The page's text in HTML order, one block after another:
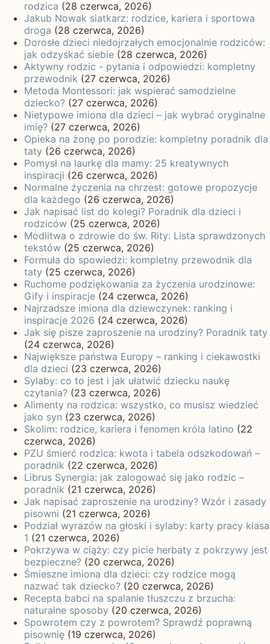
rodzica (28 czerwca, 2026)
Jakub Nowak siatkarz: rodzice, kariera i sportowa
droga (28 czerwca, 2026)
Dorosłe dzieci niedojrzałych emocjonalnie rodziców:
jak odzyskać siebie (28 czerwca, 2026)
Aktywny rodzic - pytania i odpowiedzi: kompletny
przewodnik (27 czerwca, 2026)
Metoda Montessori: jak wspierać samodzielne
dziecko? (27 czerwca, 2026)
Nietypowe imiona dla dzieci – jak wybrać oryginalne
imię? (27 czerwca, 2026)
Opieka na żonę po porodzie: kompletny poradnik dla
taty (26 czerwca, 2026)
Pomysł na laurkę dla mamy: 25 kreatywnych
inspiracji (26 czerwca, 2026)
Normalne życzenia na chrzest: gotowe propozycje
dla każdego (26 czerwca, 2026)
Jak napisać list do kolegi? Poradnik dla dzieci i
rodziców (25 czerwca, 2026)
Modlitwa o zdrowie do św. Rity: Lista sprawdzonych
tekstów (25 czerwca, 2026)
Formuła do spowiedzi: kompletny przewodnik dla
taty (25 czerwca, 2026)
Ruchome podziękowania za życzenia urodzinowe:
Gify i inspiracje (24 czerwca, 2026)
Najrzadsze imiona dla dziewczynek: ranking i
inspiracje 2026 (24 czerwca, 2026)
Jak się pisze zaproszenie na urodziny? Poradnik taty
(24 czerwca, 2026)
Największe państwa Europy – ranking i ciekawostki
dla dzieci (23 czerwca, 2026)
Sylaby: co to jest i jak ułatwić dziecku naukę
czytania? (23 czerwca, 2026)
Alimenty na rodzica: wszystko, co musisz wiedzieć
jako syn (23 czerwca, 2026)
Skolim: rodzice, kariera i fenomen króla latino (22
czerwca, 2026)
PZU śmierć rodzica: kwota i tabela odszkodowań –
poradnik (22 czerwca, 2026)
Librus Synergia: jak zalogować się jako rodzic –
poradnik (21 czerwca, 2026)
Jak napisać zaproszenie na urodziny? Wzór i zasady
pisowni (21 czerwca, 2026)
Podział wyrazów na głoski i sylaby: karty pracy klasa
1 (21 czerwca, 2026)
Pokrzywa w ciąży: czy picie herbaty z pokrzywy jest
bezpieczne? (20 czerwca, 2026)
Śmieszne imiona dla dzieci: czy rodzice mogą
nazwać tak dziecko? (20 czerwca, 2026)
Recepta babci na spalanie tłuszczu z brzucha:
naturalne sposoby (20 czerwca, 2026)
Spowrotem czy z powrotem? Sprawdź poprawną
pisownię (19 czerwca, 2026)